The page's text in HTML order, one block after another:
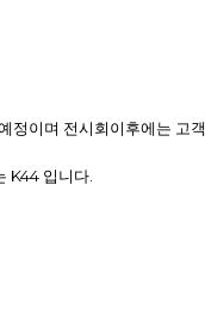
정이며 전시회이후에는
K44 입니다